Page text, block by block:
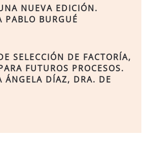
NUEVA EDICIÓN.
PABLO BURGUÉ
SELECCIÓN DE FACTORÍA,
FUTUROS PROCESOS.
ÁNGELA DÍAZ, DRA. DE